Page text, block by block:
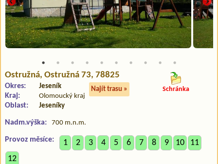
Ostružná, Ostružná 73, 78825
Najít trasu »
Okres: Jeseník
Kraj: Olomoucký kraj
Oblast: Jeseníky
Nadm.výška: 700 m.n.m.
Schránka
Provoz měsíce: 1 2 3 4 5 6 7 8 9 10
11
12